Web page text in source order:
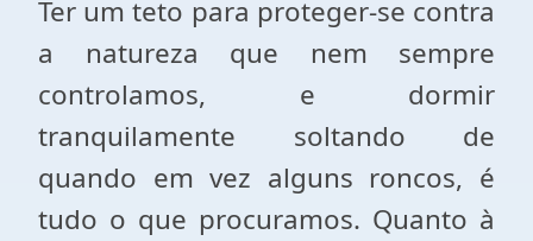
Ter um teto para proteger-se contra
a natureza que nem sempre
controlamos, e dormir
tranquilamente soltando de
quando em vez alguns roncos, é
tudo o que procuramos. Quanto à